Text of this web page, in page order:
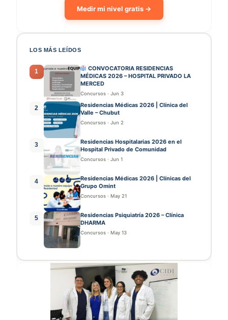
Medir mi nivel gratis →
LOS MÁS LEÍDOS
1
CONVOCATORIA RESIDENCIAS
MÉDICAS 2026 – HOSPITAL PRIVADO LA
MERCED
Concursos · Jun 3
2
Residencias Médicas 2026 | Clínica del
Valle – Chubut
Concursos · Jun 2
3
Residencias Hospitalarias 2026 en el
Hospital Privado de Comunidad
Concursos · Jun 1
4
Residencias Médicas 2026 | Clínicas del
Grupo Omint
Concursos · May 21
5
Residencias Psiquiatría 2026 – Clínica
DHARMA
Concursos · May 13